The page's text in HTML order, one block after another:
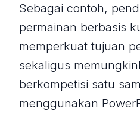
Sebagai contoh,
permainan berbasis
memperkuat tujuan
sekaligus
berkompetisi satu
menggunakan